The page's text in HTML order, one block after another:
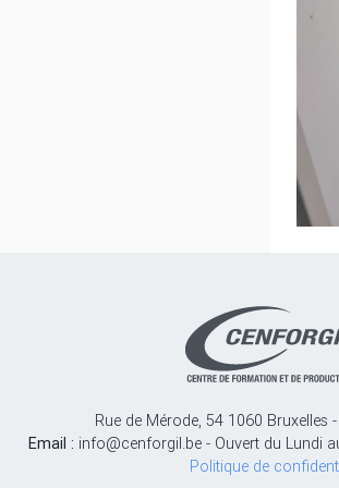
Rue de Mérode, 54 1060 Bruxelles -
Email : info@cenforgil.be - Ouvert du Lundi
Politique de